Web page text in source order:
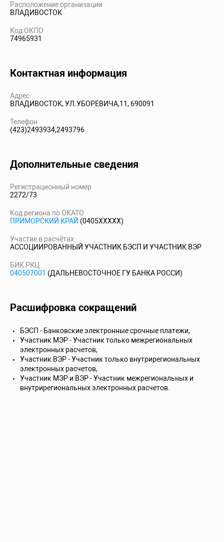
Расположение организации
ВЛАДИВОСТОК
Код ОКПО
74965931
Контактная информация
Адрес
ВЛАДИВОСТОК, УЛ.УБОРЕВИЧА,11, 690091
Телефон
(423)2493934,2493796
Дополнительные сведения
Регистрационный номер
2272/73
Код региона по ОКАТО
ПРИМОРСКИЙ КРАЙ (0405XXXXX)
Участие в расчётах
АССОЦИИРОВАННЫЙ УЧАСТНИК БЭСП И УЧАСТНИК ВЭР
БИК РКЦ
040507001 (ДАЛЬНЕВОСТОЧНОЕ ГУ БАНКА РОССИ)
Расшифровка сокращений
БЭСП - Банковские электронные срочные платежи,
Участник МЭР - Участник только межрегиональных
электронных расчетов,
Участник ВЭР - Участник только внутрирегиональных
электронных расчетов,
Участник МЭР и ВЭР - Участник межрегиональных и
внутрирегиональных электронных расчетов.